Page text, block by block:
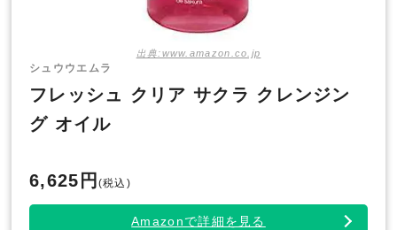
出典:www.amazon.co.jp
シュウウエムラ
フレッシュ クリア サクラ クレンジン
グ オイル
6,625円 (税込)
Amazonで詳細を見る